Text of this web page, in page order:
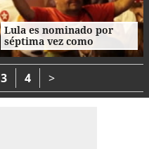
Lula es nominado por
séptima vez como
candidato presidencial en
Brasil
3 4 >